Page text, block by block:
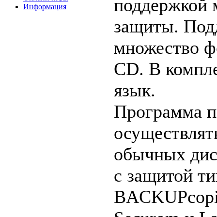
Информация
поддержкой
защиты.
множество
CD. В
язык.
Программа
обычных
с защитой